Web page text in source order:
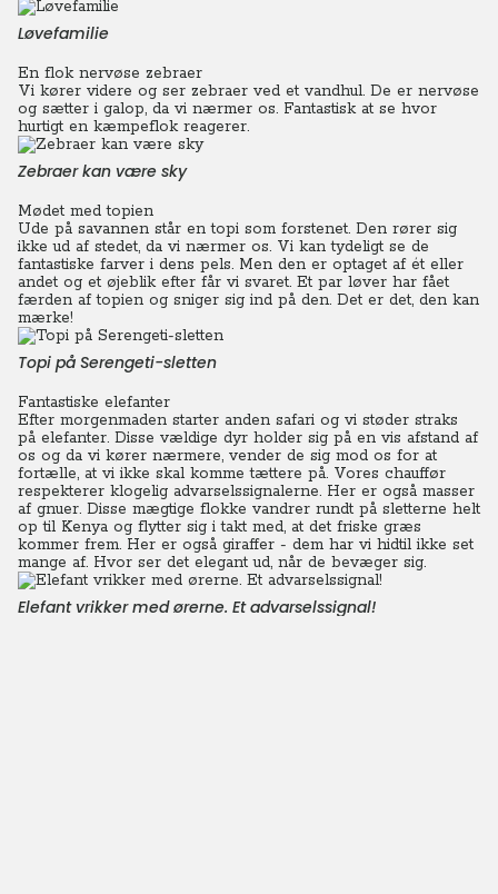
Løvefamilie
En flok nervøse zebraer
Vi kører videre og ser zebraer ved et vandhul. De er nervøse
og sætter i galop, da vi nærmer os. Fantastisk at se hvor
hurtigt en kæmpeflok reagerer.
Zebraer kan være sky
Mødet med topien
Ude på savannen står en topi som forstenet. Den rører sig
ikke ud af stedet, da vi nærmer os. Vi kan tydeligt se de
fantastiske farver i dens pels. Men den er optaget af ét eller
andet og et øjeblik efter får vi svaret. Et par løver har fået
færden af topien og sniger sig ind på den. Det er det, den kan
mærke!
Topi på Serengeti-sletten
Fantastiske elefanter
Efter morgenmaden starter anden safari og vi støder straks
på elefanter. Disse vældige dyr holder sig på en vis afstand af
os og da vi kører nærmere, vender de sig mod os for at
fortælle, at vi ikke skal komme tættere på. Vores chauffør
respekterer klogelig advarselssignalerne. Her er også masser
af gnuer. Disse mægtige flokke vandrer rundt på sletterne helt
op til Kenya og flytter sig i takt med, at det friske græs
kommer frem. Her er også giraffer - dem har vi hidtil ikke set
mange af. Hvor ser det elegant ud, når de bevæger sig.
Elefant vrikker med ørerne. Et advarselssignal!